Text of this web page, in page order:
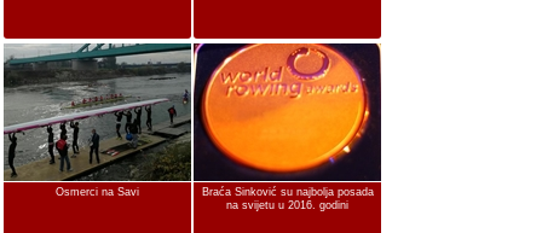
Osmerci na Savi
Braća Sinković su najbolja posada
na svijetu u 2016. godini